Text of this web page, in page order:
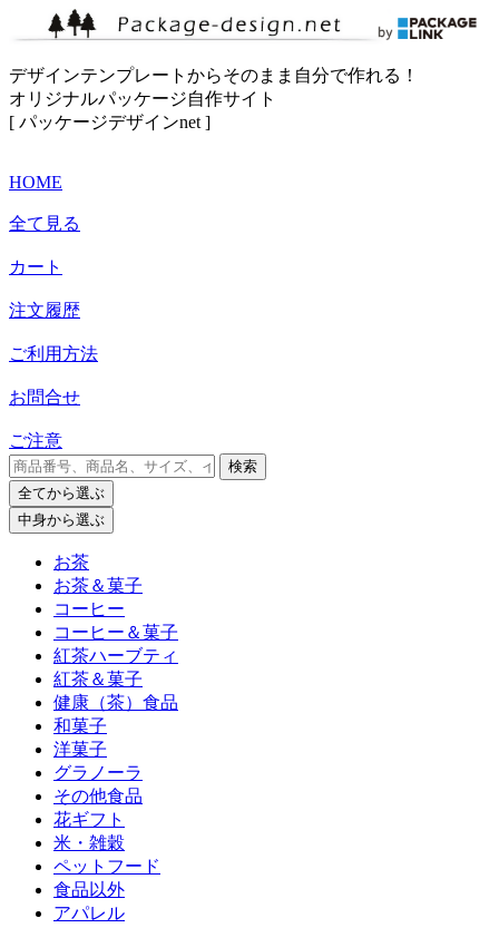
デザインテンプレートからそのまま自分で作れる！
オリジナルパッケージ自作サイト
[ パッケージデザインnet ]
HOME
全て見る
カート
注文履歴
ご利用方法
お問合せ
ご注意
検索
全てから選ぶ
中身から選ぶ
お茶
お茶＆菓子
コーヒー
コーヒー＆菓子
紅茶ハーブティ
紅茶＆菓子
健康（茶）食品
和菓子
洋菓子
グラノーラ
その他食品
花ギフト
米・雑穀
ペットフード
食品以外
アパレル